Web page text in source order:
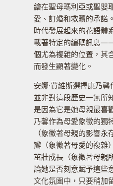
繪在聖母瑪利亞或聖嬰
愛、訂婚和救贖的承
時代發展起來的花語體
載著特定的編碼訊息
個尤為複雜的位置，其
而發生顯著變化。
安娜·賈維斯選擇康乃
並非對這段歷史一無所
是因為它是她母親最喜
乃馨作為母愛象徵的獨
（象徵著母親的影響
瓣（象徵著母愛的複雜
茁壯成長（象徵著母親
論她是否刻意賦予這些
文化氛圍中，只要稍加